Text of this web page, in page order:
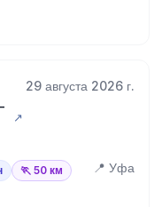
29 августа 2026 г.
🏃 50 км 📍 Уфа